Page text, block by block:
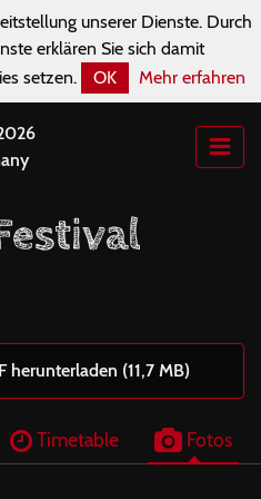
unserer Dienste. Durch
erklären Sie sich damit
setzen.
OK Mehr erfahren
herunterladen (11,7 MB)
Timetable Fotos